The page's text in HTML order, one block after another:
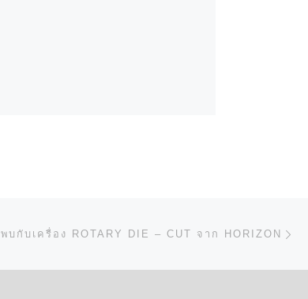
พบกับเครื่อง ROTARY DIE – CUT จาก HORIZON